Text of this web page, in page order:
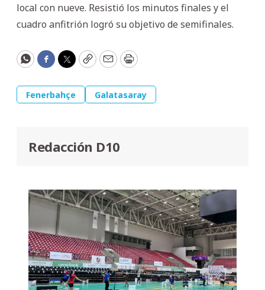
local con nueve. Resistió los minutos finales y el
cuadro anfitrión logró su objetivo de semifinales.
WhatsApp
Facebook
Twitter
CopyEmailPrint
Fenerbahçe Galatasaray
Redacción D10